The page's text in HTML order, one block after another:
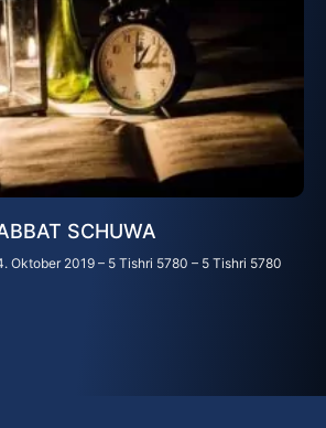
SCHUWA
Oktober 2019 – 5 Tishri 5780 – 5 Tishri 5780